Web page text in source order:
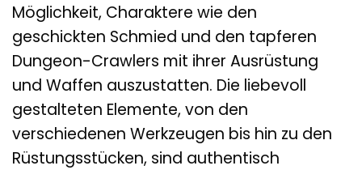
Möglichkeit, Charaktere wie den
geschickten Schmied und den tapferen
Dungeon-Crawlers mit ihrer Ausrüstung
und Waffen auszustatten. Die liebevoll
gestalteten Elemente, von den
verschiedenen Werkzeugen bis hin zu den
Rüstungsstücken, sind authentisch